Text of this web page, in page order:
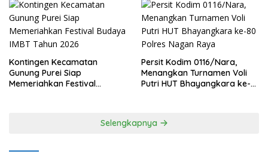
Kontingen Kecamatan
Gunung Purei Siap
Memeriahkan Festival
Persit Kodim 0116/Nara,
Menangkan Turnamen Voli
Putri HUT Bhayangkara ke-
Selengkapnya